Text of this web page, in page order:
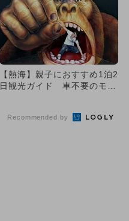
【熱海】親子におすすめ1泊2
日観光ガイド 車不要のモデ
Recommended by